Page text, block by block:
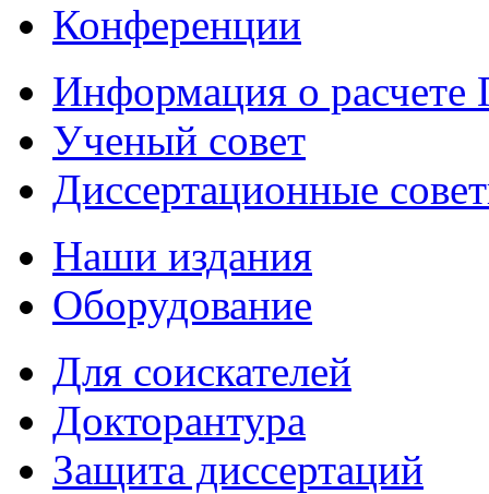
Конференции
Информация о
Ученый совет
Диссертационные
Наши издания
Оборудование
Для соискателей
Докторантура
Защита диссертаций